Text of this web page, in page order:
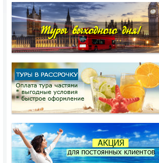
Туры выходного дня!